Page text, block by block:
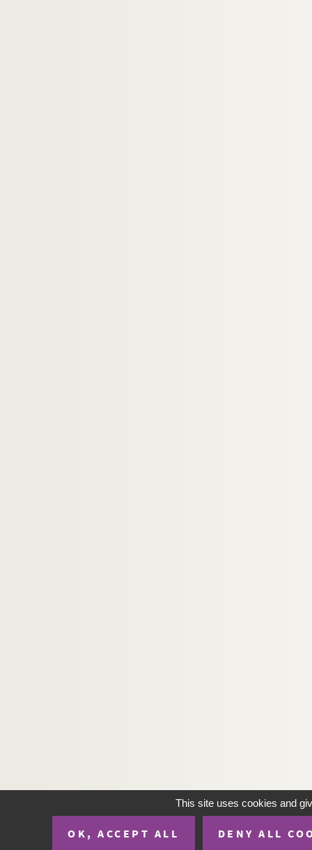
This site uses cookies and
OK, ACCEPT ALL DENY ALL